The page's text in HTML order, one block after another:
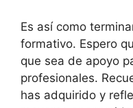
Es así como
formativo. Espero
que sea de apoyo
profesionales.
has adquirido y